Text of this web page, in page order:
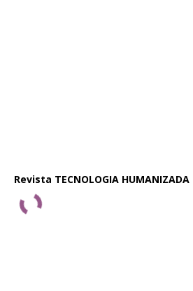
Revista TECNOLOGIA